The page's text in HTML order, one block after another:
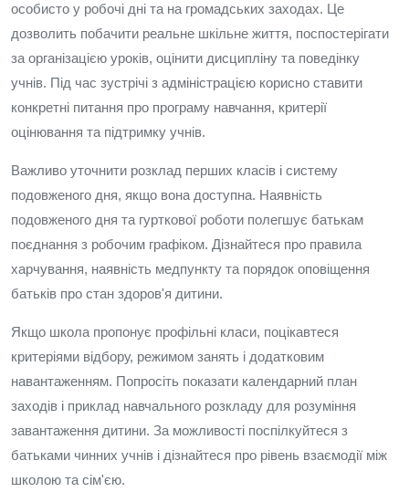
особисто у робочі дні та на громадських заходах. Це
дозволить побачити реальне шкільне життя, поспостерігати
за організацією уроків, оцінити дисципліну та поведінку
учнів. Під час зустрічі з адміністрацією корисно ставити
конкретні питання про програму навчання, критерії
оцінювання та підтримку учнів.
Важливо уточнити розклад перших класів і систему
подовженого дня, якщо вона доступна. Наявність
подовженого дня та гурткової роботи полегшує батькам
поєднання з робочим графіком. Дізнайтеся про правила
харчування, наявність медпункту та порядок оповіщення
батьків про стан здоров'я дитини.
Якщо школа пропонує профільні класи, поцікавтеся
критеріями відбору, режимом занять і додатковим
навантаженням. Попросіть показати календарний план
заходів і приклад навчального розкладу для розуміння
завантаження дитини. За можливості поспілкуйтеся з
батьками чинних учнів і дізнайтеся про рівень взаємодії між
школою та сім'єю.